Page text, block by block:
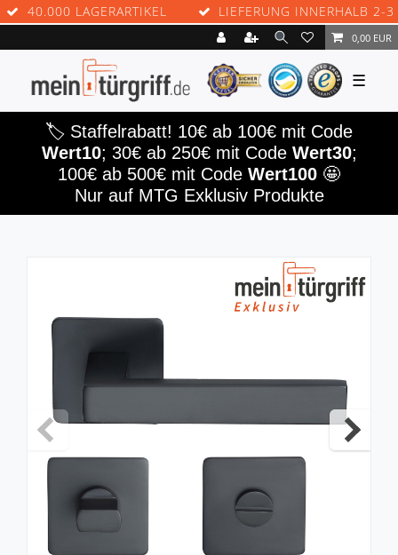
LAGERARTIKEL LIEFERUNG INNERHALB 2-3
0,00 EUR
☰
🏷️ Staffelrabatt! 10€ ab 100€ mit Code
Wert10; 30€ ab 250€ mit Code Wert30;
100€ ab 500€ mit Code Wert100 🤩
Nur auf MTG Exklusiv Produkte